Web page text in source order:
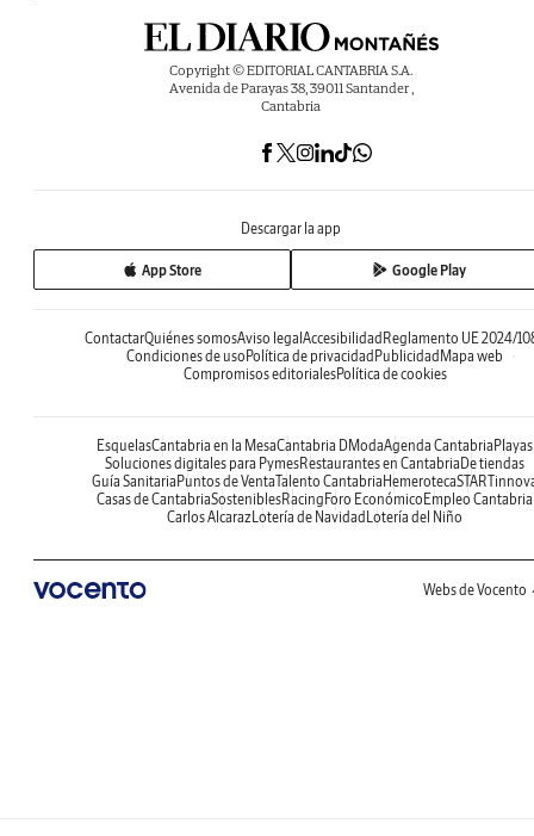
Copyright © EDITORIAL CANTABRIA S.A.
Avenida de Parayas 38, 39011 Santander ,
Cantabria
Descargar la app
App Store Google Play
ContactarQuiénes somosAviso legal Accesibilidad Reglamento UE 2024/
Condiciones de uso Política de privacidad Publicidad Mapa web
Compromisos editorialesPolítica de cookies
EsquelasCantabria en la MesaCantabria DModaAgenda Cantabria Playas
Soluciones digitales para PymesRestaurantes en Cantabria De tiendas
Guía Sanitaria Puntos de VentaTalento Cantabria Hemeroteca
Casas de CantabriaSosteniblesRacing Foro Económico Empleo Cantabria
Carlos AlcarazLotería de Navidad Lotería del Niño
Webs de Vocento